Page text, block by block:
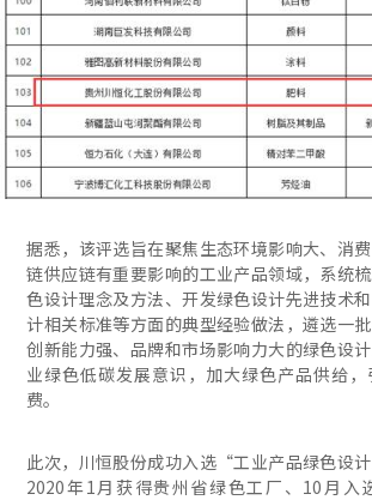
据悉，该评选旨在聚焦生态环境影响大、消
链供应链有重要影响的工业产品领域，系统
色设计理念及方法、开发绿色设计先进技术
计相关标准等方面的典型经验做法，遴选一批
创新能力强、品牌和市场影响力大的绿色设
业绿色低碳发展意识，加大绿色产品供给
费。
此次，川恒股份成功入选“工业产品绿色设
2020年1月获得贵州省绿色工厂、10月